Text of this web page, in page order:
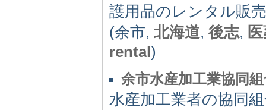
護用品のレンタル販
(余市, 北海道, 後志,
rental)
余市水産加工業協同
水産加工業者の協同